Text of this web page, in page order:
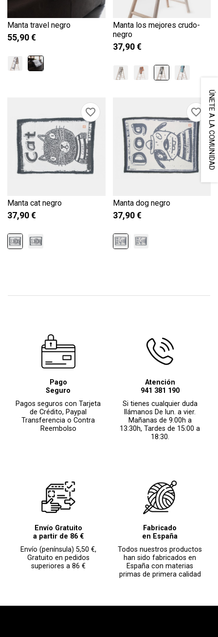
Manta travel negro
55,90 €
Manta los mejores crudo-
negro
37,90 €
Manta cat negro
37,90 €
favorite_border
Manta dog negro
37,90 €
favorite_border
Pago
Seguro
Pagos seguros con Tarjeta
de Crédito, Paypal
Transferencia o Contra
Reembolso
Atención
941 381 190
Si tienes cualquier duda
llámanos De lun. a vier.
Mañanas de 9:00h a
13:30h, Tardes de 15:00 a
18:30.
Envío Gratuito
a partir de 86 €
Envío (península) 5,50 €,
Gratuito en pedidos
superiores a 86 €
Fabricado
en España
Todos nuestros productos
han sido fabricados en
España con materias
primas de primera calidad
ÚNETE A LA COMUNIDAD